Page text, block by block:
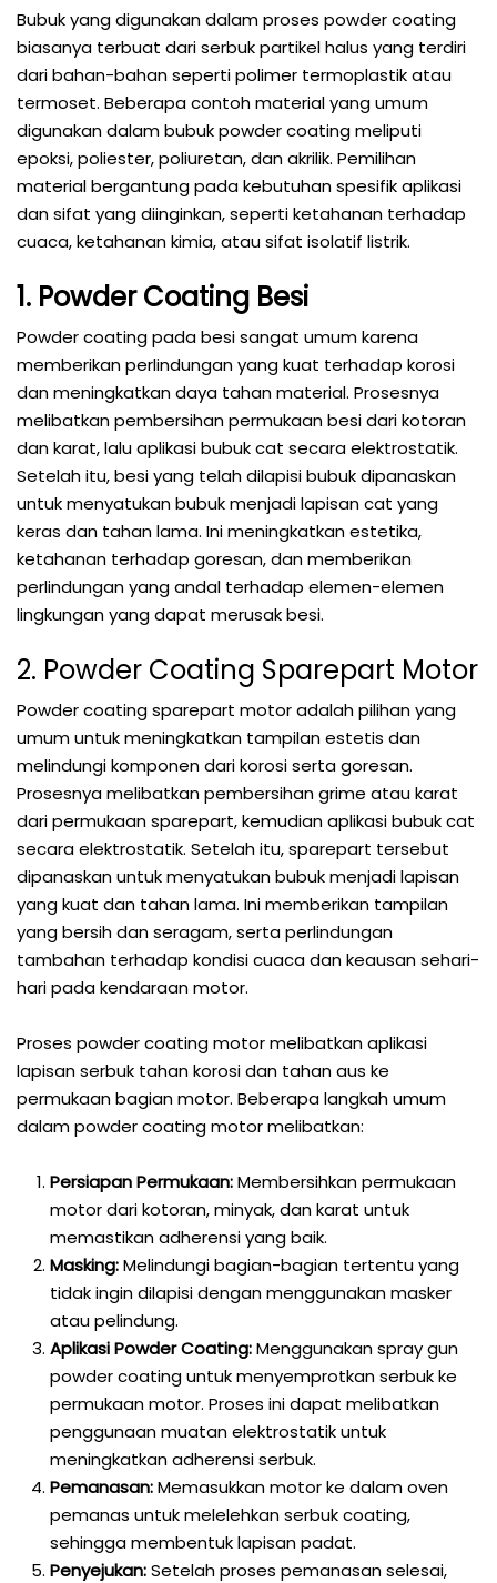
Bubuk yang digunakan dalam proses powder coating
biasanya terbuat dari serbuk partikel halus yang terdiri
dari bahan-bahan seperti polimer termoplastik atau
termoset. Beberapa contoh material yang umum
digunakan dalam bubuk powder coating meliputi
epoksi, poliester, poliuretan, dan akrilik. Pemilihan
material bergantung pada kebutuhan spesifik aplikasi
dan sifat yang diinginkan, seperti ketahanan terhadap
cuaca, ketahanan kimia, atau sifat isolatif listrik.
1. Powder Coating Besi
Powder coating pada besi sangat umum karena
memberikan perlindungan yang kuat terhadap korosi
dan meningkatkan daya tahan material. Prosesnya
melibatkan pembersihan permukaan besi dari kotoran
dan karat, lalu aplikasi bubuk cat secara elektrostatik.
Setelah itu, besi yang telah dilapisi bubuk dipanaskan
untuk menyatukan bubuk menjadi lapisan cat yang
keras dan tahan lama. Ini meningkatkan estetika,
ketahanan terhadap goresan, dan memberikan
perlindungan yang andal terhadap elemen-elemen
lingkungan yang dapat merusak besi.
2. Powder Coating Sparepart Motor
Powder coating sparepart motor adalah pilihan yang
umum untuk meningkatkan tampilan estetis dan
melindungi komponen dari korosi serta goresan.
Prosesnya melibatkan pembersihan grime atau karat
dari permukaan sparepart, kemudian aplikasi bubuk cat
secara elektrostatik. Setelah itu, sparepart tersebut
dipanaskan untuk menyatukan bubuk menjadi lapisan
yang kuat dan tahan lama. Ini memberikan tampilan
yang bersih dan seragam, serta perlindungan
tambahan terhadap kondisi cuaca dan keausan sehari-
hari pada kendaraan motor.
Proses powder coating motor melibatkan aplikasi
lapisan serbuk tahan korosi dan tahan aus ke
permukaan bagian motor. Beberapa langkah umum
dalam powder coating motor melibatkan:
Persiapan Permukaan:Membersihkan permukaan
motor dari kotoran, minyak, dan karat untuk
memastikan adherensi yang baik.
Masking:Melindungi bagian-bagian tertentu yang
tidak ingin dilapisi dengan menggunakan masker
atau pelindung.
Aplikasi Powder Coating:Menggunakan spray gun
powder coating untuk menyemprotkan serbuk ke
permukaan motor. Proses ini dapat melibatkan
penggunaan muatan elektrostatik untuk
meningkatkan adherensi serbuk.
Pemanasan:Memasukkan motor ke dalam oven
pemanas untuk melelehkan serbuk coating,
sehingga membentuk lapisan padat.
Penyejukan:Setelah proses pemanasan selesai,